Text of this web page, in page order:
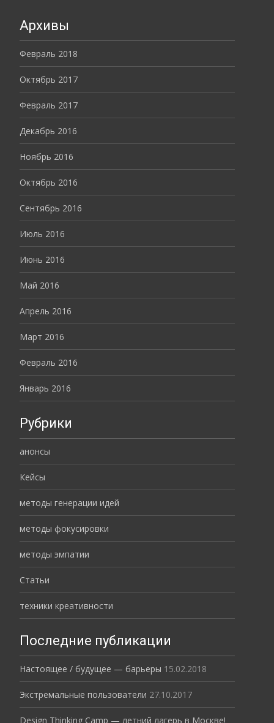
Архивы
Февраль 2018
Октябрь 2017
Февраль 2017
Декабрь 2016
Ноябрь 2016
Октябрь 2016
Сентябрь 2016
Июль 2016
Июнь 2016
Май 2016
Апрель 2016
Март 2016
Февраль 2016
Январь 2016
Рубрики
анонсы
Кейсы
методы генерации идей
методы фокусировки
методы эмпатии
Статьи
техники креативности
Последние публикации
Настоящее / будущее — барьеры 15.02.2018
Экстремальные пользователи 27.10.2017
Design Thinking Camp — летний лагерь в Москве!